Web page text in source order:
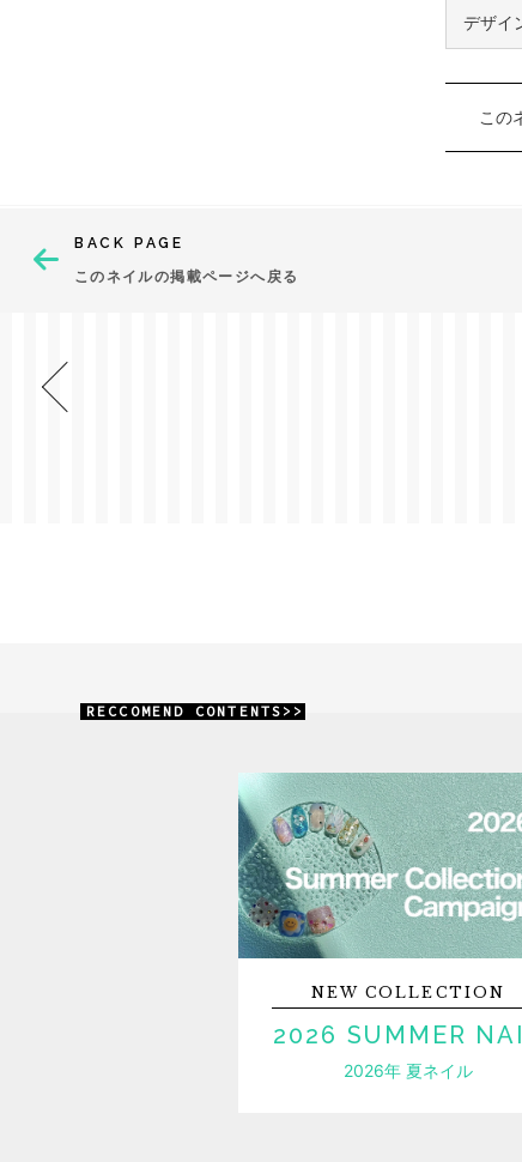
デザイ
この
BACK PAGE
このネイルの掲載ページへ戻る
RECCOMEND CONTENTS>>
NEWCOLLECTION
2026 SUMMER
2026年 夏ネイル